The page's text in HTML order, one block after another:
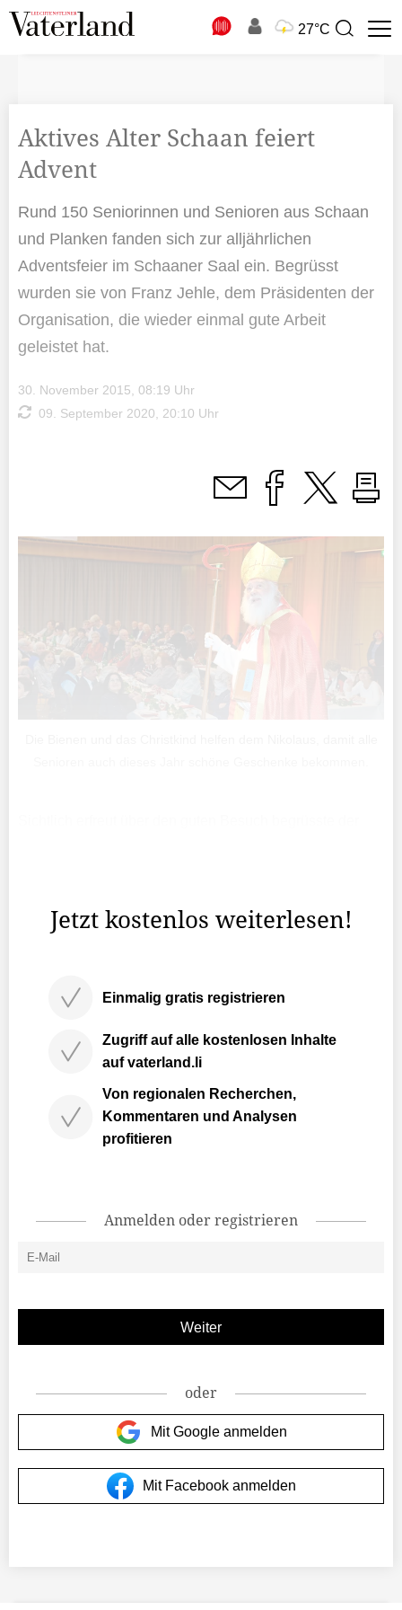
27°C
Suchbegriff
Aktives Alter Schaan feiert
Advent
Rund 150 Seniorinnen und Senioren aus Schaan
und Planken fanden sich zur alljährlichen
Adventsfeier im Schaaner Saal ein. Begrüsst
wurden sie von Franz Jehle, dem Präsidenten der
Organisation, die wieder einmal gute Arbeit
geleistet hat.
30. November 2015, 08:19 Uhr
09. September 2020, 20:10 Uhr
Jetzt kostenlos weiterlesen!
Einmalig gratis registrieren
Zugriff auf alle kostenlosen Inhalte
auf vaterland.li
Von regionalen Recherchen,
Kommentaren und Analysen
profitieren
Anmelden oder registrieren
oder
Mit Google anmelden
Mit Facebook anmelden